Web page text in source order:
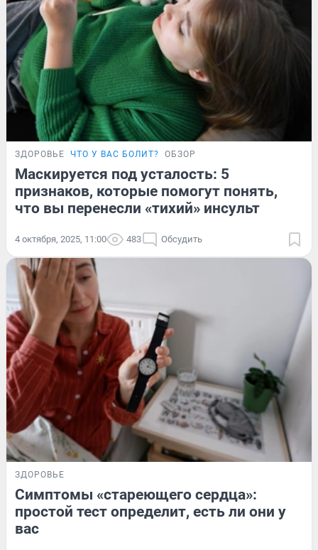
ЗДОРОВЬЕ ЧТО У ВАС БОЛИТ? ОБЗОР
Маскируется под усталость: 5
признаков, которые помогут понять,
что вы перенесли «тихий» инсульт
4 октября, 2025, 11:00 483 Обсудить
ЗДОРОВЬЕ
Симптомы «стареющего сердца»:
простой тест определит, есть ли они у
вас